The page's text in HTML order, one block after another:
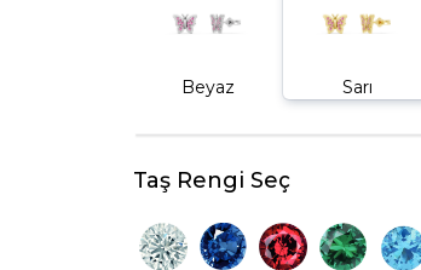
Beyaz Sarı
Taş Rengi Seç